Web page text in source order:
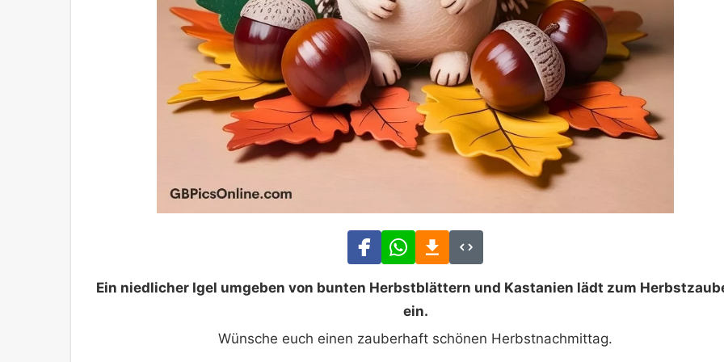
Ein niedlicher Igel umgeben von bunten Herbstblättern und Kastanien lädt zum
ein.
Wünsche euch einen zauberhaft schönen Herbstnachmittag.